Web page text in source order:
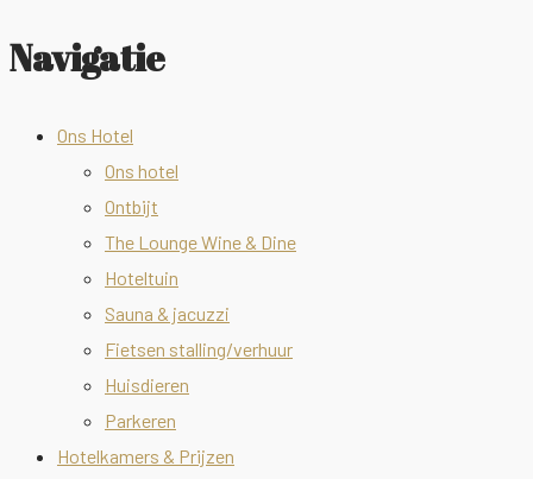
Navigatie
Ons Hotel
Ons hotel
Ontbijt
The Lounge Wine & Dine
Hoteltuin
Sauna & jacuzzi
Fietsen stalling/verhuur
Huisdieren
Parkeren
Hotelkamers & Prijzen